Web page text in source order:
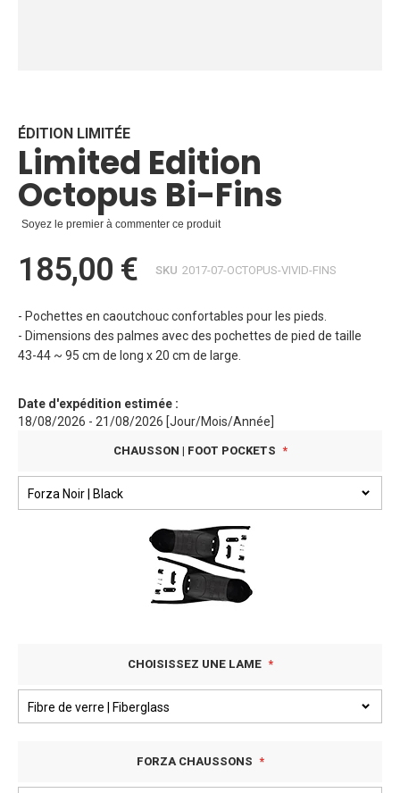
beginning
of
the
images
gallery
ÉDITION LIMITÉE
Limited Edition
Octopus Bi-Fins
Soyez le premier à commenter ce produit
185,00 € SKU 2017-07-OCTOPUS-VIVID-FINS
- Pochettes en caoutchouc confortables pour les pieds.
- Dimensions des palmes avec des pochettes de pied de taille
43-44 ~ 95 cm de long x 20 cm de large.
Date d'expédition estimée :
18/08/2026 - 21/08/2026 [Jour/Mois/Année]
CHAUSSON | FOOT POCKETS
CHOISISSEZ UNE LAME
FORZA CHAUSSONS